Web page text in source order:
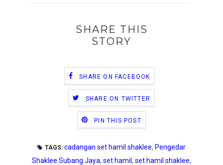
SHARE THIS
STORY
SHARE ON FACEBOOK
SHARE ON TWITTER
PIN THIS POST
TAGS: cadangan set hamil shaklee, Pengedar
Shaklee Subang Jaya, set hamil , set hamil shaklee,